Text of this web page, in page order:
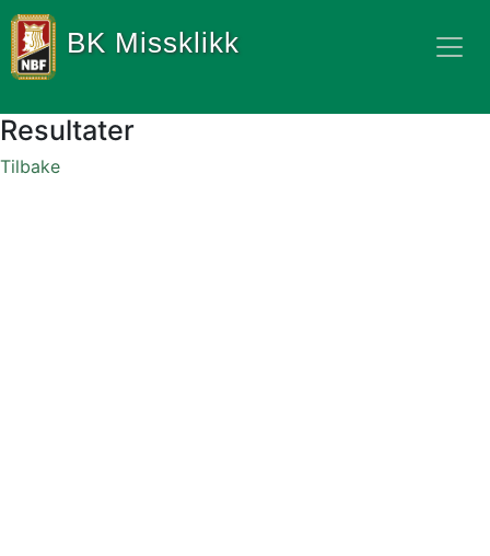
BK Missklikk
Resultater
Tilbake